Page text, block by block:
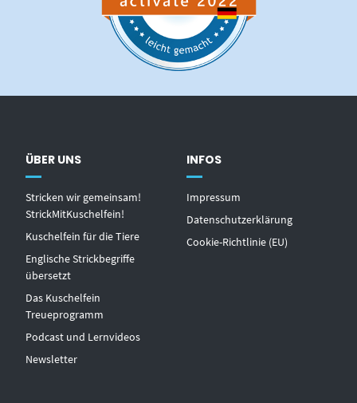
ÜBER UNS
Stricken wir gemeinsam!
StrickMitKuschelfein!
Kuschelfein für die Tiere
Englische Strickbegriffe
übersetzt
Das Kuschelfein
Treueprogramm
Podcast und Lernvideos
Newsletter
INFOS
Impressum
Datenschutzerklärung
Cookie-Richtlinie (EU)